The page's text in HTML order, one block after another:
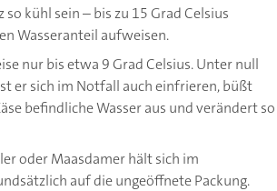
kühl sein – bis zu 15 Grad Celsius
Wasseranteil aufweisen.
nur bis etwa 9 Grad Celsius. Unter null
er sich im Notfall auch einfrieren, büßt
befindliche Wasser aus und verändert so
oder Maasdamer hält sich im
auf die ungeöffnete Packung.